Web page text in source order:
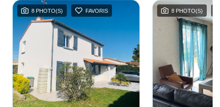
8 PHOTO(S) FAVORIS 8 PHOTO(S)